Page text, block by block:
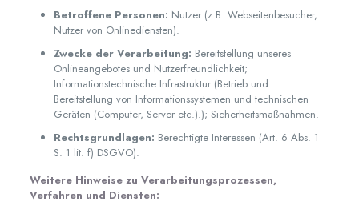
Betroffene Personen: Nutzer (z.B. Webseitenbesucher,
Nutzer von Onlinediensten).
Zwecke der Verarbeitung: Bereitstellung unseres
Onlineangebotes und Nutzerfreundlichkeit;
Informationstechnische Infrastruktur (Betrieb und
Bereitstellung von Informationssystemen und technischen
Geräten (Computer, Server etc.).); Sicherheitsmaßnahmen.
Rechtsgrundlagen: Berechtigte Interessen (Art. 6 Abs. 1
S. 1 lit. f) DSGVO).
Weitere Hinweise zu Verarbeitungsprozessen,
Verfahren und Diensten: